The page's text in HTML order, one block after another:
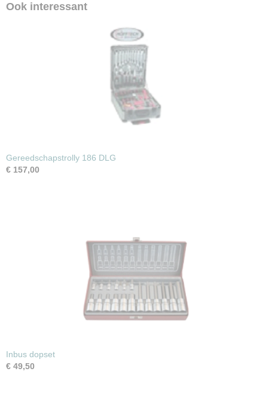
Ook interessant
Gereedschapstrolly 186 DLG
€ 157,00
Inbus dopset
€ 49,50